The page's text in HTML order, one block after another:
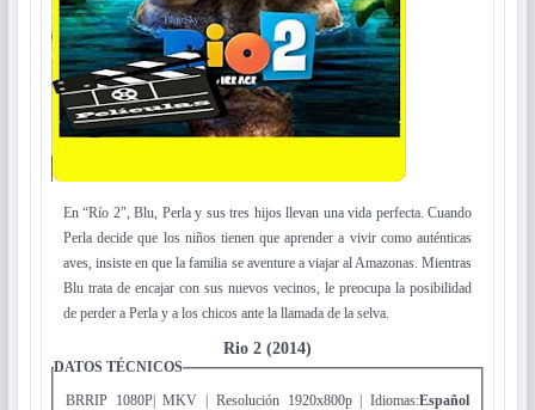
En “Río 2″, Blu, Perla y sus tres hijos llevan una vida perfecta. Cuando
Perla decide que los niños tienen que aprender a vivir como auténticas
aves, insiste en que la familia se aventure a viajar al Amazonas. Mientras
Blu trata de encajar con sus nuevos vecinos, le preocupa la posibilidad
de perder a Perla y a los chicos ante la llamada de la selva.
Rio 2 (2014)
DATOS TÉCNICOS
BRRIP 1080P| MKV | Resolución 1920x800p | Idiomas:Español